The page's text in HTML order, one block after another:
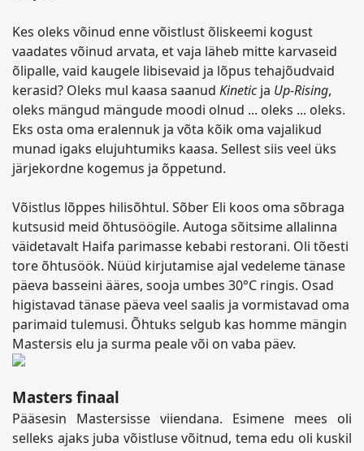
Kes oleks võinud enne võistlust õliskeemi kogust
vaadates võinud arvata, et vaja läheb mitte karvaseid
õlipalle, vaid kaugele libisevaid ja lõpus tehajõudvaid
kerasid? Oleks mul kaasa saanud Kineticja Up-Rising,
oleks mängud mängude moodi olnud ... oleks ... oleks.
Eks osta oma eralennuk ja võta kõik oma vajalikud
munad igaks elujuhtumiks kaasa. Sellest siis veel üks
järjekordne kogemus ja õppetund.
Võistlus lõppes hilisõhtul. Sõber Eli koos oma sõbraga
kutsusid meid õhtusöögile. Autoga sõitsime allalinna
väidetavalt Haifa parimasse kebabi restorani. Oli tõesti
tore õhtusöök. Nüüd kirjutamise ajal vedeleme tänase
päeva basseini ääres, sooja umbes 30°C ringis. Osad
higistavad tänase päeva veel saalis ja vormistavad oma
parimaid tulemusi. Õhtuks selgub kas homme mängin
Mastersis elu ja surma peale või on vaba päev.
Masters finaal
Pääsesin Mastersisse viiendana. Esimene mees oli
selleks ajaks juba võistluse võitnud, tema edu oli kuskil